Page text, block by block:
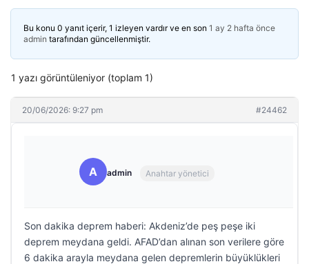
Bu konu 0 yanıt içerir, 1 izleyen vardır ve en son 1 ay 2 hafta önce
admin tarafından güncellenmiştir.
1 yazı görüntüleniyor (toplam 1)
20/06/2026: 9:27 pm #24462
A admin Anahtar yönetici
Son dakika deprem haberi: Akdeniz’de peş peşe iki
deprem meydana geldi. AFAD’dan alınan son verilere göre
6 dakika arayla meydana gelen depremlerin büyüklükleri